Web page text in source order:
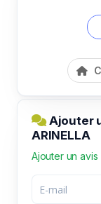
Ajouter
ARINELLA
Ajouter un avis